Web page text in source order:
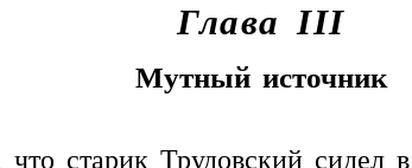
Глава III
Мутный источник
старик Трудовский сидел